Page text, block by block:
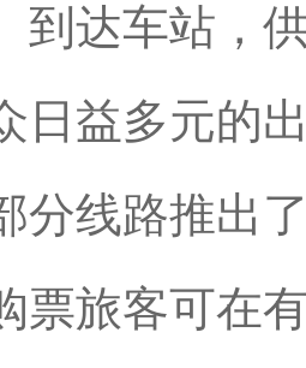
到达车站，
日益多元的
分线路推出
票旅客可在